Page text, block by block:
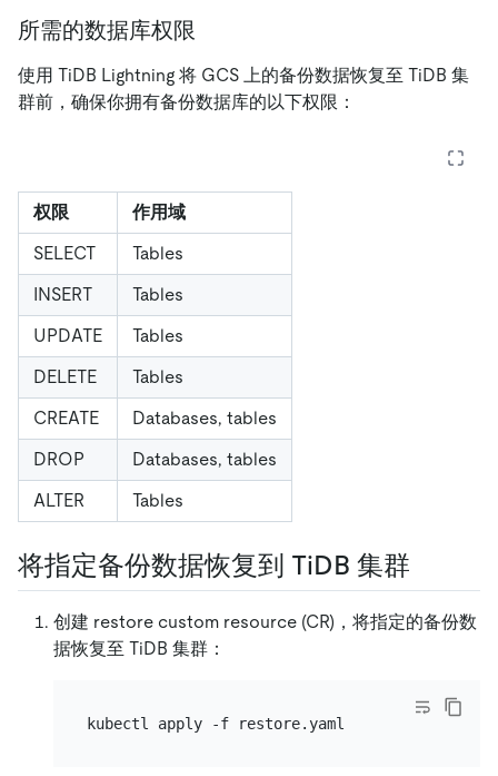
所需的数据库权限
使用 TiDB Lightning 将 GCS 上的备份数据恢复至 TiDB 集
群前，确保你拥有备份数据库的以下权限：
权限
作用域
SELECT
Tables
INSERT
Tables
UPDATE
Tables
DELETE
Tables
CREATE
Databases, tables
DROP
Databases, tables
ALTER
Tables
将指定备份数据恢复到 TiDB 集群
创建 restore custom resource (CR)，将指定的备份数
据恢复至 TiDB 集群：